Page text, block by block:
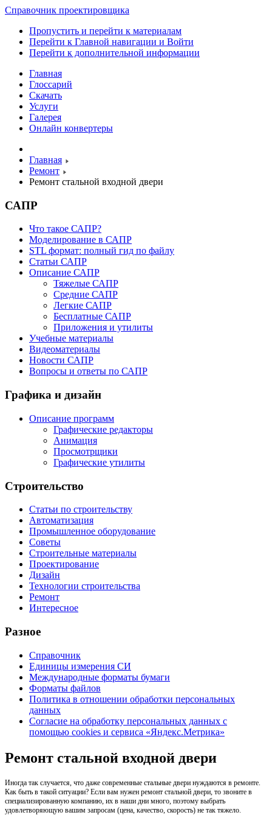
Справочник проектировщика
Пропустить и перейти к материалам
Перейти к Главной навигации и Войти
Перейти к дополнительной информации
Главная
Глоссарий
Скачать
Услуги
Галерея
Онлайн конвертеры
Главная
Ремонт
Ремонт стальной входной двери
САПР
Что такое САПР?
Моделирование в САПР
STL формат: полный гид по файлу
Статьи САПР
Описание САПР
Тяжелые САПР
Средние САПР
Легкие САПР
Бесплатные САПР
Приложения и утилиты
Учебные материалы
Видеоматериалы
Новости САПР
Вопросы и ответы по САПР
Графика и дизайн
Описание программ
Графические редакторы
Анимация
Просмотрщики
Графические утилиты
Строительство
Статьи по строительству
Автоматизация
Промышленное оборудование
Советы
Строительные материалы
Проектирование
Дизайн
Технологии строительства
Ремонт
Интересное
Разное
Справочник
Единицы измерения СИ
Международные форматы бумаги
Форматы файлов
Политика в отношении обработки персональных
данных
Согласие на обработку персональных данных с
помощью cookies и сервиса «Яндекс.Метрика»
Ремонт стальной входной двери
Иногда так случается, что даже современные стальные двери нуждаются в ремонте.
Как быть в такой ситуации? Если вам нужен ремонт стальной двери , то звоните в
специализированную компанию, их в наши дни много, поэтому выбрать
удовлетворяющую вашим запросам (цена, качество, скорость) не так тяжело.